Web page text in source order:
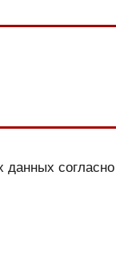
данных согласно